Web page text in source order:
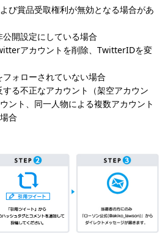
び賞品受取権利が無効となる場合があ
開設定にしている場合
アカウントを削除、TwitterIDを変
ォローされていない場合
る不正なアカウント（架空アカウン
ント、同一人物による複数アカウント
合